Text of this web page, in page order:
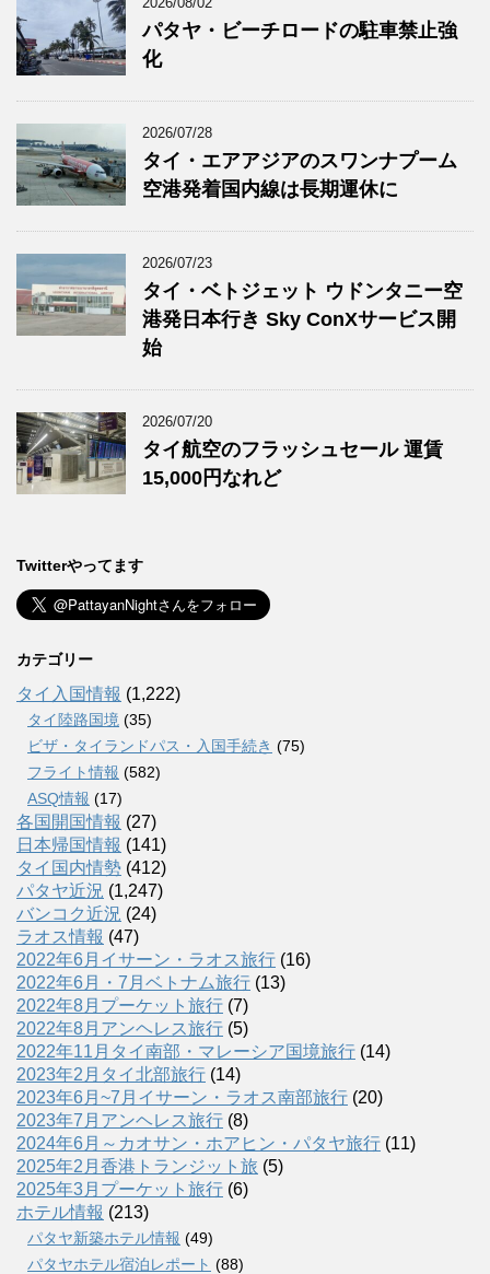
パタヤ・ビーチロードの駐車禁止強
化
2026/07/28
タイ・エアアジアのスワンナプーム
空港発着国内線は長期運休に
2026/07/23
タイ・ベトジェット ウドンタニー空
港発日本行き Sky ConXサービス開
始
2026/07/20
タイ航空のフラッシュセール 運賃
15,000円なれど
Twitterやってます
カテゴリー
タイ入国情報 (1,222)
タイ陸路国境 (35)
ビザ・タイランドパス・入国手続き (75)
フライト情報 (582)
ASQ情報 (17)
各国開国情報 (27)
日本帰国情報 (141)
タイ国内情勢 (412)
パタヤ近況 (1,247)
バンコク近況 (24)
ラオス情報 (47)
2022年6月イサーン・ラオス旅行 (16)
2022年6月・7月ベトナム旅行 (13)
2022年8月プーケット旅行 (7)
2022年8月アンヘレス旅行 (5)
2022年11月タイ南部・マレーシア国境旅行 (14)
2023年2月タイ北部旅行 (14)
2023年6月~7月イサーン・ラオス南部旅行 (20)
2023年7月アンヘレス旅行 (8)
2024年6月～カオサン・ホアヒン・パタヤ旅行 (11)
2025年2月香港トランジット旅 (5)
2025年3月プーケット旅行 (6)
ホテル情報 (213)
パタヤ新築ホテル情報 (49)
パタヤホテル宿泊レポート (88)